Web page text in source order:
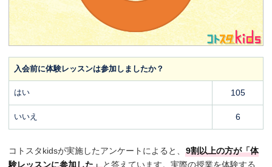
入会前に体験レッスンは参加しましたか？
はい 105
いいえ 6
コトスタkidsが実施したアンケートによると、 9割以上の方が「体
験レッスンに参加した」と答えています。実際の授業を体験する